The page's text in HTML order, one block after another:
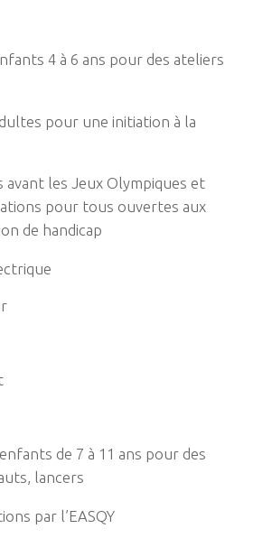
4 à 6 ans pour des ateliers
pour une initiation à la
avant les Jeux Olympiques et
pour tous ouvertes aux
de handicap
de 7 à 11 ans pour des
lancers
par l’EASQY